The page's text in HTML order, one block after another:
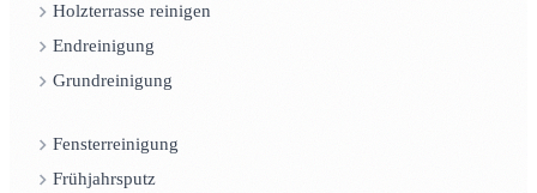
Holzterrasse reinigen
Endreinigung
Grundreinigung
Fensterreinigung
Frühjahrsputz